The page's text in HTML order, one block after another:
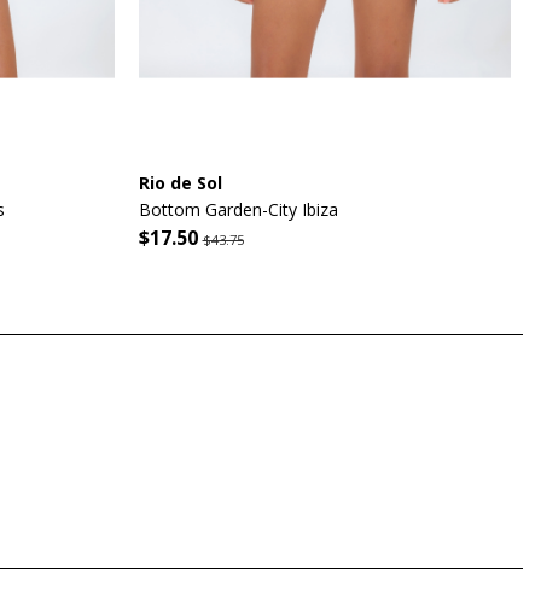
Rio de Sol
Bottom Garden-City Ibiza
$17.50$43.75